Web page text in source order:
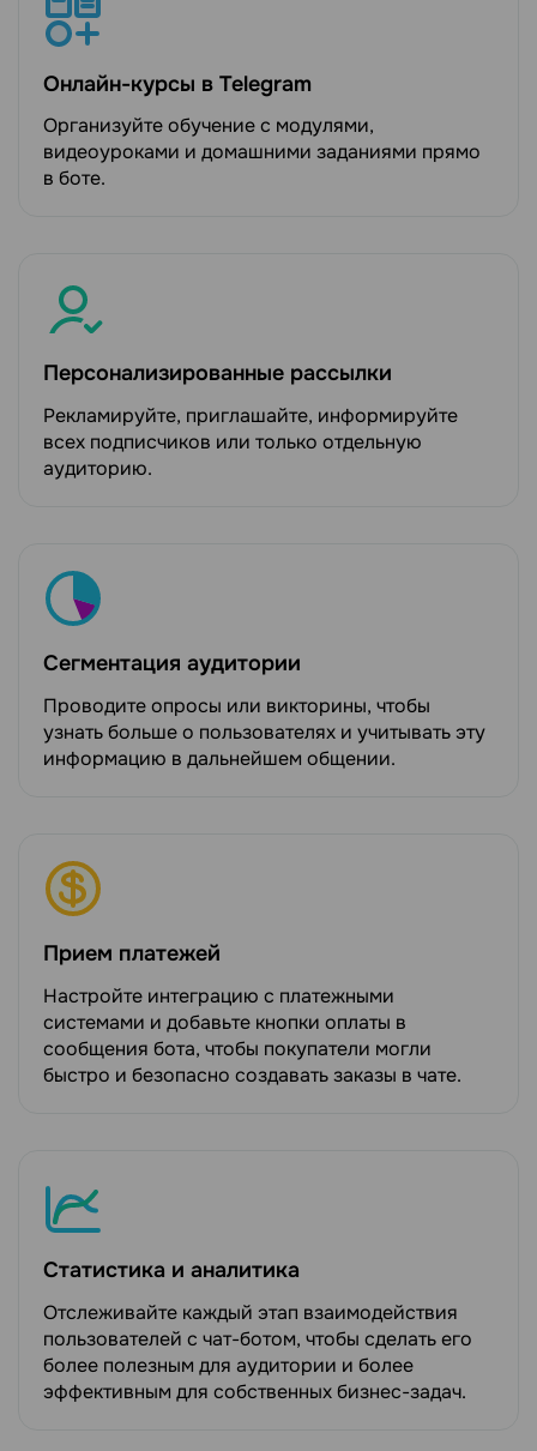
Онлайн-курсы в Telegram
Организуйте обучение с модулями,
видеоуроками и домашними заданиями прямо
в боте.
Персонализированные рассылки
Рекламируйте, приглашайте, информируйте
всех подписчиков или только отдельную
аудиторию.
Сегментация аудитории
Проводите опросы или викторины, чтобы
узнать больше о пользователях и учитывать эту
информацию в дальнейшем общении.
Прием платежей
Настройте интеграцию с платежными
системами и добавьте кнопки оплаты в
сообщения бота, чтобы покупатели могли
быстро и безопасно создавать заказы в чате.
Статистика и аналитика
Отслеживайте каждый этап взаимодействия
пользователей с чат-ботом, чтобы сделать его
более полезным для аудитории и более
эффективным для собственных бизнес-задач.